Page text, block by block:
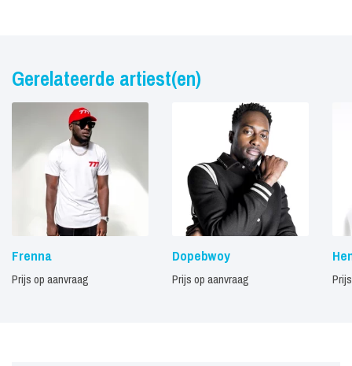
Gerelateerde artiest(en)
Frenna
Prijs op aanvraag
Dopebwoy
Prijs op aanvraag